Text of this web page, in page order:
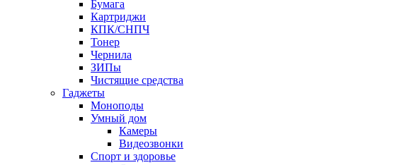
Бумага
Картриджи
КПК/СНПЧ
Тонер
Чернила
ЗИПы
Чистящие средства
Гаджеты
Моноподы
Умный дом
Камеры
Видеозвонки
Спорт и здоровье